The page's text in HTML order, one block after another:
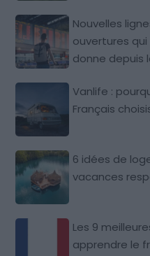
Nouvelles
ouvertures
donne depuis
Vanlife :
Français
6 idées de
vacances
Les 9
apprendre le